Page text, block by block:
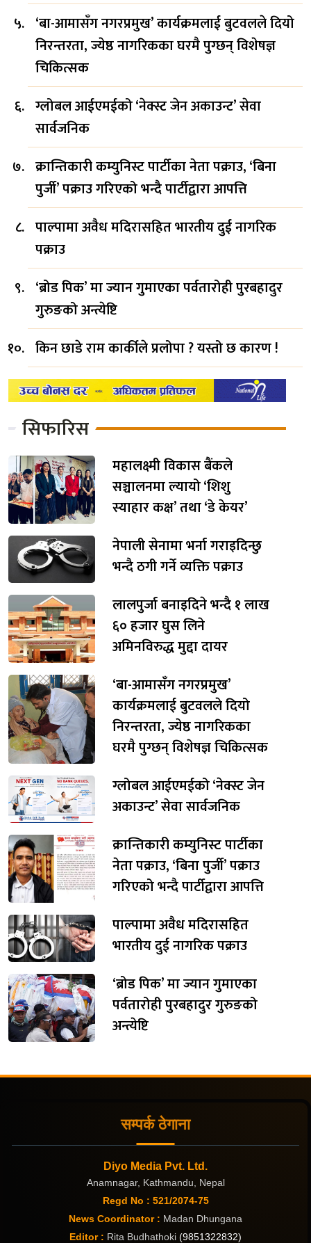
‘बा-आमासँग नगरप्रमुख’ कार्यक्रमलाई बुटवलले दियो
निरन्तरता, ज्येष्ठ नागरिकका घरमै पुग्छन् विशेषज्ञ
चिकित्सक
ग्लोबल आईएमईको ‘नेक्स्ट जेन अकाउन्ट’ सेवा
सार्वजनिक
क्रान्तिकारी कम्युनिस्ट पार्टीका नेता पक्राउ, ‘बिना
पुर्जी’ पक्राउ गरिएको भन्दै पार्टीद्वारा आपत्ति
पाल्पामा अवैध मदिरासहित भारतीय दुई नागरिक
पक्राउ
‘ब्रोड पिक’ मा ज्यान गुमाएका पर्वतारोही पुरबहादुर
गुरुङको अन्त्येष्टि
किन छाडे राम कार्कीले प्रलोपा ? यस्तो छ कारण !
सिफारिस
महालक्ष्मी विकास बैंकले
सञ्चालनमा ल्यायो ‘शिशु
स्याहार कक्ष’ तथा ‘डे केयर’
नेपाली सेनामा भर्ना गराइदिन्छु
भन्दै ठगी गर्ने व्यक्ति पक्राउ
लालपुर्जा बनाइदिने भन्दै १ लाख
६० हजार घुस लिने
अमिनविरुद्ध मुद्दा दायर
‘बा-आमासँग नगरप्रमुख’
कार्यक्रमलाई बुटवलले दियो
निरन्तरता, ज्येष्ठ नागरिकका
घरमै पुग्छन् विशेषज्ञ चिकित्सक
ग्लोबल आईएमईको ‘नेक्स्ट जेन
अकाउन्ट’ सेवा सार्वजनिक
क्रान्तिकारी कम्युनिस्ट पार्टीका
नेता पक्राउ, ‘बिना पुर्जी’ पक्राउ
गरिएको भन्दै पार्टीद्वारा आपत्ति
पाल्पामा अवैध मदिरासहित
भारतीय दुई नागरिक पक्राउ
‘ब्रोड पिक’ मा ज्यान गुमाएका
पर्वतारोही पुरबहादुर गुरुङको
अन्त्येष्टि
सम्पर्क ठेगाना
Diyo Media Pvt. Ltd.
Anamnagar, Kathmandu, Nepal
Regd No : 521/2074-75
News Coordinator : Madan Dhungana
Editor : Rita Budhathoki (9851322832)